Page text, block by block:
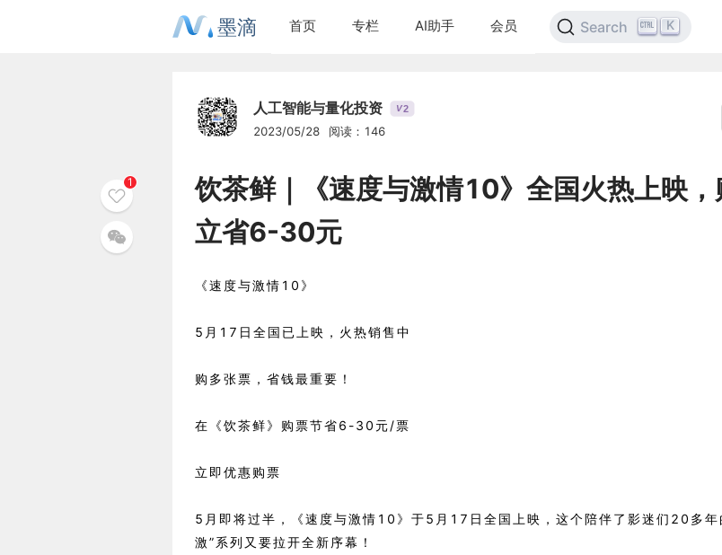
墨滴 首页 专栏 AI助手 会员 Search K
1
人工智能与量化投资 V2
2023/05/28 阅读：146
饮茶鲜｜《速度与激情10》全国火热上映，
立省6-30元
《速度与激情10》
5月17日全国已上映，火热销售中
购多张票，省钱最重要！
在《饮茶鲜》购票节省6-30元/票
立即优惠购票
5月即将过半，《速度与激情10》于5月17日全国上映，这个陪伴了影迷们20多年
激”系列又要拉开全新序幕！